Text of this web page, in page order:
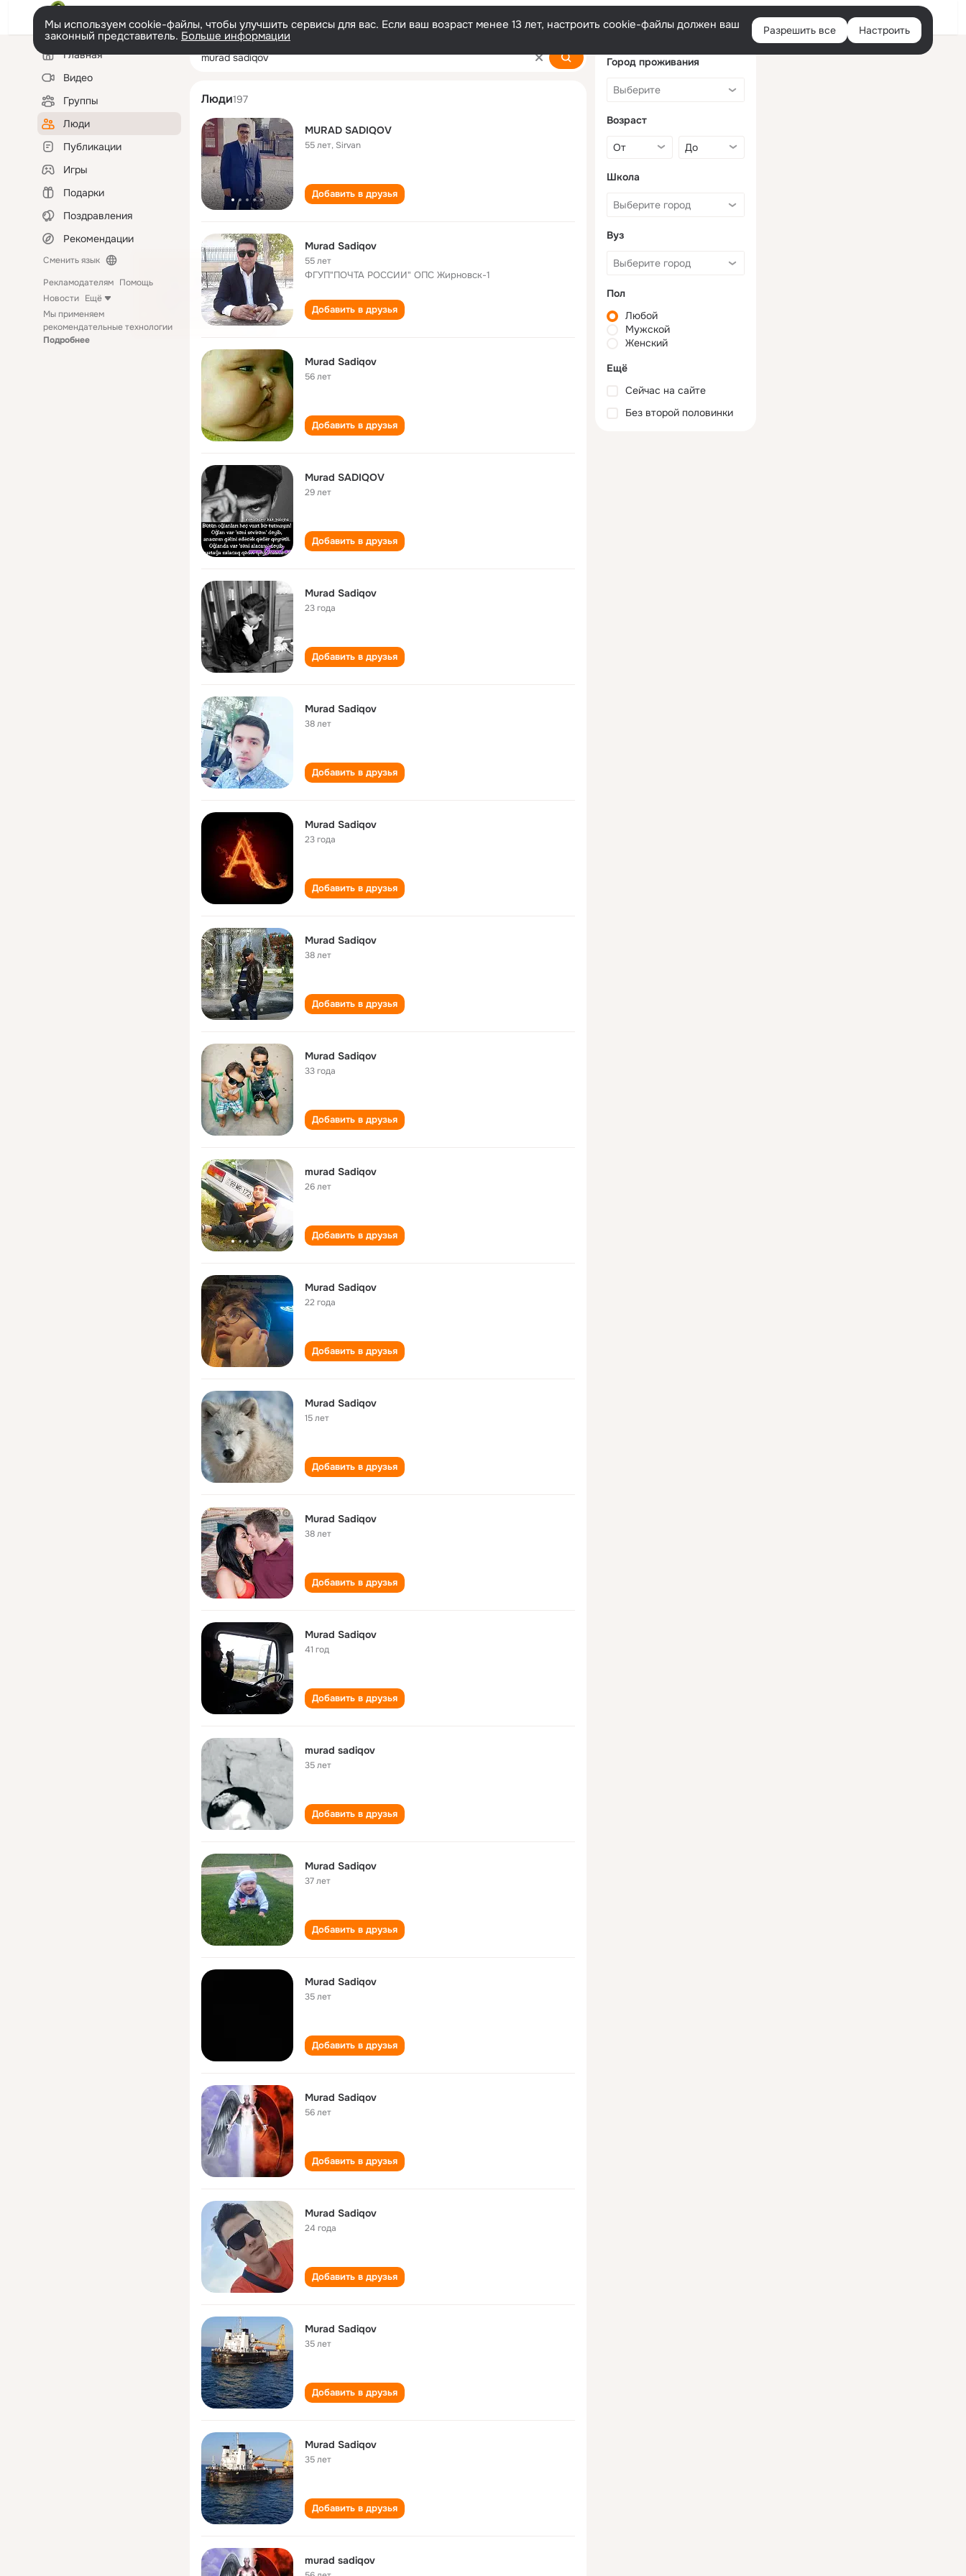
Войти
Мы используем cookie-файлы, чтобы улучшить сервисы для вас. Если ваш возраст менее 13 лет, настроить cookie-файлы должен ваш
законный представитель. Больше информации Разрешить все Настроить
Левая
колонкаГлавная
Видео
Группы
Люди
Публикации
Игры
Подарки
Поздравления
Рекомендации
Сменить язык
Рекламодателям Помощь
Новости Ещё
Мы применяем
рекомендательные технологии
Подробнее
murad sadiqov
Люди197
MURAD SADIQOV
55 лет, Sirvan
Добавить в друзья
Murad Sadiqov
55 лет
ФГУП"ПОЧТА РОССИИ" ОПС Жирновск-1
Добавить в друзья
Murad Sadiqov
56 лет
Добавить в друзья
Murad SADIQOV
29 лет
Добавить в друзья
Murad Sadiqov
23 года
Добавить в друзья
Murad Sadiqov
38 лет
Добавить в друзья
Murad Sadiqov
23 года
Добавить в друзья
Murad Sadiqov
38 лет
Добавить в друзья
Murad Sadiqov
33 года
Добавить в друзья
murad Sadiqov
26 лет
Добавить в друзья
Murad Sadiqov
22 года
Добавить в друзья
Murad Sadiqov
15 лет
Добавить в друзья
Murad Sadiqov
38 лет
Добавить в друзья
Murad Sadiqov
41 год
Добавить в друзья
murad sadiqov
35 лет
Добавить в друзья
Murad Sadiqov
37 лет
Добавить в друзья
Murad Sadiqov
35 лет
Добавить в друзья
Murad Sadiqov
56 лет
Добавить в друзья
Murad Sadiqov
24 года
Добавить в друзья
Murad Sadiqov
35 лет
Добавить в друзья
Murad Sadiqov
35 лет
Добавить в друзья
murad sadiqov
Город проживания
Возраст
Школа
Вуз
Пол
Любой
Мужской
Женский
Ещё
Сейчас на сайте
Без второй половинки